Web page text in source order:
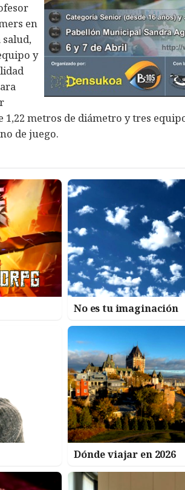
en
y
metros de diámetro y tres
de juego.
No es tu imaginación
Dónde viajar en 2026